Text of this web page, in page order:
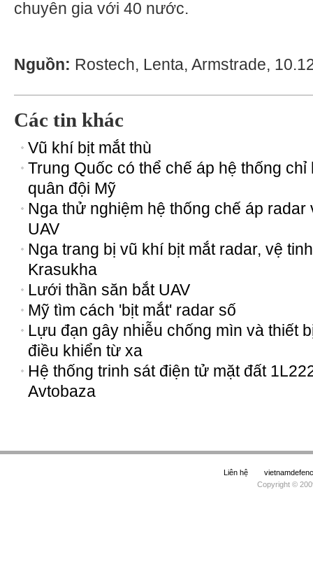
chuyên gia với 40 nước.
Nguồn: Rostech, Lenta, Armstrade,
Các tin khác
Vũ khí bịt mắt thù
Trung Quốc có thể chế áp hệ thống chỉ
quân đội Mỹ
Nga thử nghiệm hệ thống chế áp radar
UAV
Nga trang bị vũ khí bịt mắt radar, vệ tinh
Krasukha
Lưới thần săn bắt UAV
Mỹ tìm cách 'bịt mắt' radar số
Lựu đạn gây nhiễu chống mìn và thiết
điều khiển từ xa
Hệ thống trinh sát điện tử mặt đất
Avtobaza
Liên hệ
Copyright ©